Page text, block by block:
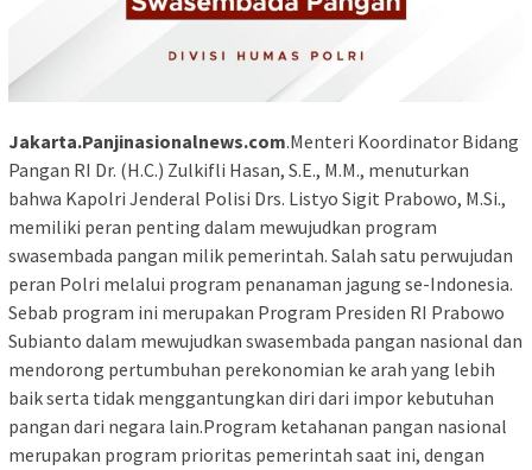
Jakarta.Panjinasionalnews.com.Menteri Koordinator Bidang
Pangan RI Dr. (H.C.) Zulkifli Hasan, S.E., M.M., menuturkan
bahwa Kapolri Jenderal Polisi Drs. Listyo Sigit Prabowo, M.Si.,
memiliki peran penting dalam mewujudkan program
swasembada pangan milik pemerintah. Salah satu perwujudan
peran Polri melalui program penanaman jagung se-Indonesia.
Sebab program ini merupakan Program Presiden RI Prabowo
Subianto dalam mewujudkan swasembada pangan nasional dan
mendorong pertumbuhan perekonomian ke arah yang lebih
baik serta tidak menggantungkan diri dari impor kebutuhan
pangan dari negara lain.Program ketahanan pangan nasional
merupakan program prioritas pemerintah saat ini, dengan